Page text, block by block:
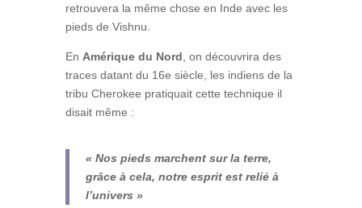
retrouvera la même chose en Inde avec les
pieds de Vishnu.
En Amérique du Nord, on découvrira des
traces datant du 16e siècle, les indiens de la
tribu Cherokee pratiquait cette technique il
disait même :
« Nos pieds marchent sur la terre,
grâce à cela, notre esprit est relié à
l’univers »